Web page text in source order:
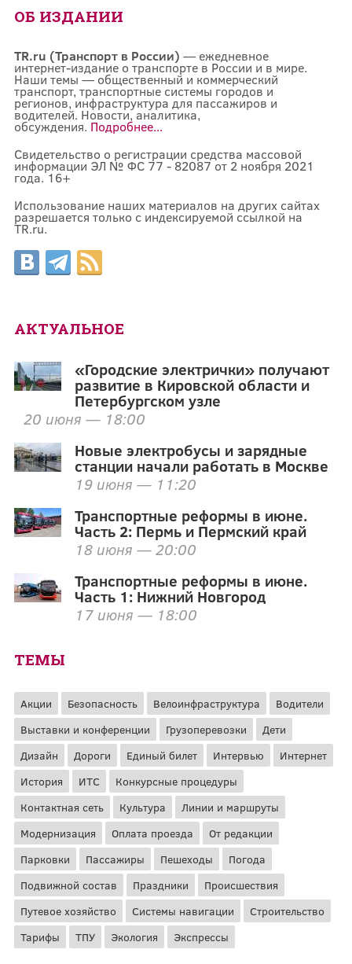
ОБ ИЗДАНИИ
TR.ru (Транспорт в России) — ежедневное
интернет-издание о транспорте в России и в мире.
Наши темы — общественный и коммерческий
транспорт, транспортные системы городов и
регионов, инфраструктура для пассажиров и
водителей. Новости, аналитика,
обсуждения. Подробнее...
Свидетельство о регистрации средства массовой
информации ЭЛ № ФС 77 - 82087 от 2 ноября 2021
года. 16+
Использование наших материалов на других сайтах
разрешается только с индексируемой ссылкой на
TR.ru.
АКТУАЛЬНОЕ
«Городские электрички» получают
развитие в Кировской области и
Петербургском узле
20 июня — 18:00
Новые электробусы и зарядные
станции начали работать в Москве
19 июня — 11:20
Транспортные реформы в июне.
Часть 2: Пермь и Пермский край
18 июня — 20:00
Транспортные реформы в июне.
Часть 1: Нижний Новгород
17 июня — 18:00
ТЕМЫ
Акции Безопасность Велоинфраструктура
Водители
Выставки и конференции
Грузоперевозки
Дети
Дизайн
Дороги Единый билет Интервью
Интернет
История
ИТС
Конкурсные процедуры
Контактная сеть
Культура
Линии и маршруты
Модернизация
Оплата проезда
От редакции
Парковки
Пассажиры Пешеходы
Погода
Подвижной состав
Праздники
Происшествия
Путевое хозяйство
Системы навигации
Строительство
Тарифы
ТПУ Экология Экспрессы